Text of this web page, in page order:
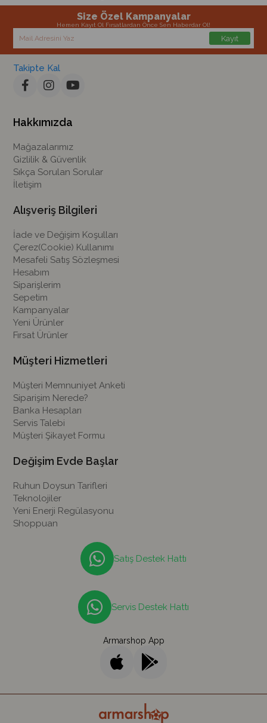
Size Özel Kampanyalar
Hemen Kayıt Ol Fırsatlardan Önce Sen Haberdar Ol!
Kayıt
Takipte Kal
Hakkımızda
Mağazalarımız
Gizlilik & Güvenlik
Sıkça Sorulan Sorular
İletişim
Alışveriş Bilgileri
İade ve Değişim Koşulları
Çerez(Cookie) Kullanımı
Mesafeli Satış Sözleşmesi
Hesabım
Siparişlerim
Sepetim
Kampanyalar
Yeni Ürünler
Fırsat Ürünler
Müşteri Hizmetleri
Müşteri Memnuniyet Anketi
Siparişim Nerede?
Banka Hesapları
Servis Talebi
Müşteri Şikayet Formu
Değişim Evde Başlar
Ruhun Doysun Tarifleri
Teknolojiler
Yeni Enerji Regülasyonu
Shoppuan
Satış Destek Hattı
Servis Destek Hattı
Armarshop App